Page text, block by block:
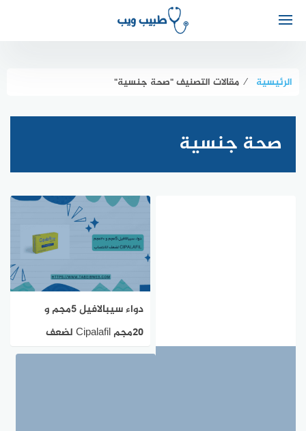
الرئيسية ⁄ مقالات التصنيف "صحة جنسية"
صحة جنسية
دواء سيبالافيل 5مجم و
٢٠مجم Cipalafil لضعف
الانتصاب